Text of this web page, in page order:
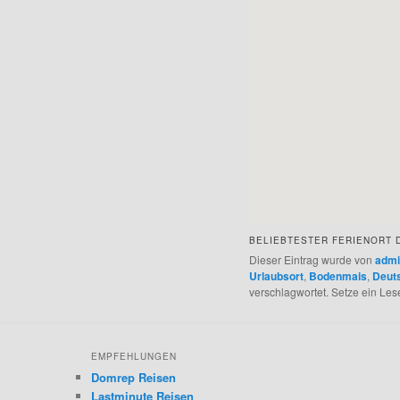
BELIEBTESTER FERIENORT
Dieser Eintrag wurde von
Urlaubsort, Bodenmais,
verschlagwortet. Setze ein
EMPFEHLUNGEN
Domrep Reisen
Lastminute Reisen